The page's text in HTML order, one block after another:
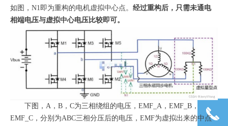
如图，N1即为重构的电机虚拟中心点。 经过重构后，只需未通电
相端电压与虚拟中心电压比较即可。
下图，A，B，C为三相绕组的电压，EMF_A，EMF_B，
EMF_C，分别为ABC三相分压后的电压，EMF为虚拟出来的中点끅